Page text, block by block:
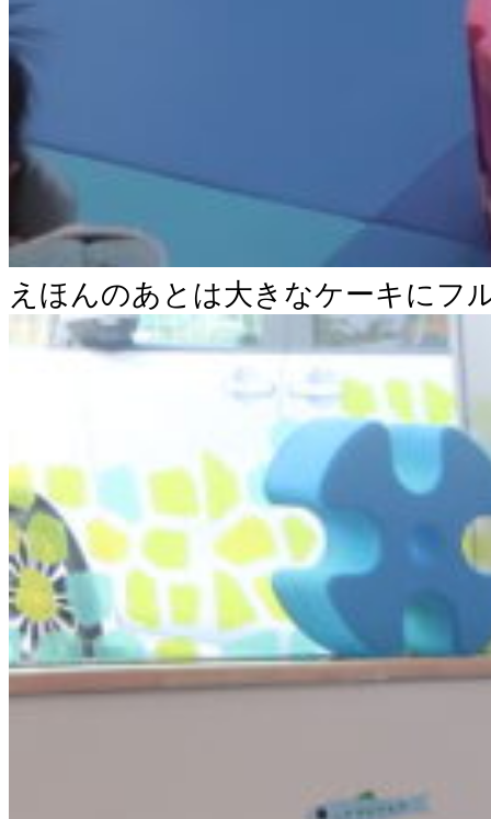
えほんのあとは大きなケーキにフ